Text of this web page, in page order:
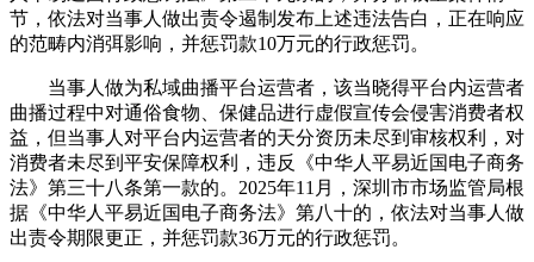
节，依法对当事人做出责令遏制发布上述违法告白，正在响应
的范畴内消弭影响，并惩罚款10万元的行政惩罚。
当事人做为私域曲播平台运营者，该当晓得平台内运营者
曲播过程中对通俗食物、保健品进行虚假宣传会侵害消费者权
益，但当事人对平台内运营者的天分资历未尽到审核权利，对
消费者未尽到平安保障权利，违反《中华人平易近国电子商务
法》第三十八条第一款的。2025年11月，深圳市市场监管局根
据《中华人平易近国电子商务法》第八十的，依法对当事人做
出责令期限更正，并惩罚款36万元的行政惩罚。